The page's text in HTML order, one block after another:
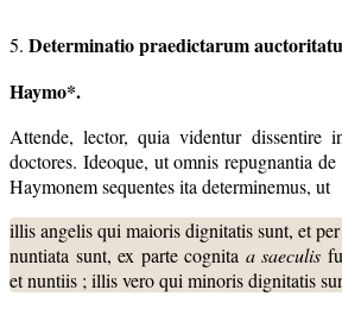
5. Determinatio praedictarum
Haymo*.
Attende, lector, quia videntur dissentire
doctores. Ideoque, ut omnis repugnantia
Haymonem sequentes ita determinemus, ut
illis angelis qui maioris dignitatis sunt, et
nuntiata sunt, ex parte cognita a saeculis
et nuntiis ; illis vero qui minoris dignitatis